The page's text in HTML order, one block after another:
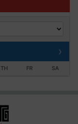
›
TH FR SA